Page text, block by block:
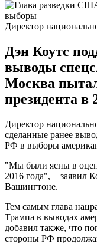
Директор
Дэн Коутс
выводы
Москва
президента в
Директор
сделанные ранее
РФ в выборы
"Мы были ясны в
2016 года", − заявил
Вашингтоне.
Тем самым глава
Трампа в выводах
добавил также, что
стороны РФ